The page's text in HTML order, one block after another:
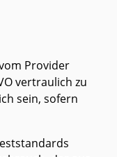
Provider
vertraulich zu
sein, sofern